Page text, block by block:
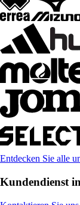
Entdecken Sie alle
Kundendienst